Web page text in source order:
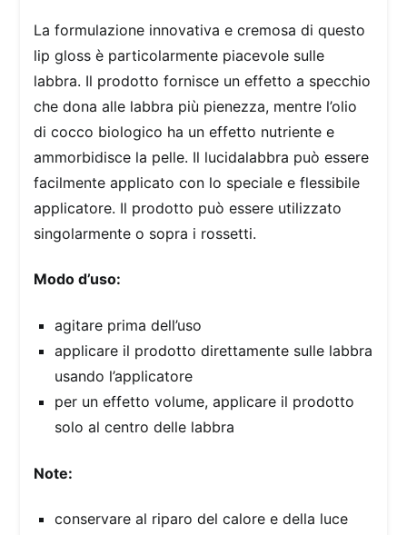
La formulazione innovativa e cremosa di questo
lip gloss è particolarmente piacevole sulle
labbra. Il prodotto fornisce un effetto a specchio
che dona alle labbra più pienezza, mentre l’olio
di cocco biologico ha un effetto nutriente e
ammorbidisce la pelle. Il lucidalabbra può essere
facilmente applicato con lo speciale e flessibile
applicatore. Il prodotto può essere utilizzato
singolarmente o sopra i rossetti.
Modo d’uso:
agitare prima dell’uso
applicare il prodotto direttamente sulle labbra
usando l’applicatore
per un effetto volume, applicare il prodotto
solo al centro delle labbra
Note:
conservare al riparo del calore e della luce